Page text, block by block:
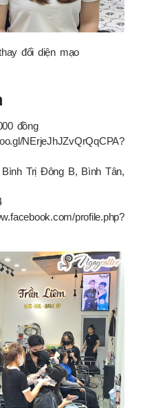
đổi diện mạo
đồng
NErjeJhJZvQrQqCPA?
Trị Đông B, Bình Tân,
profile.php?